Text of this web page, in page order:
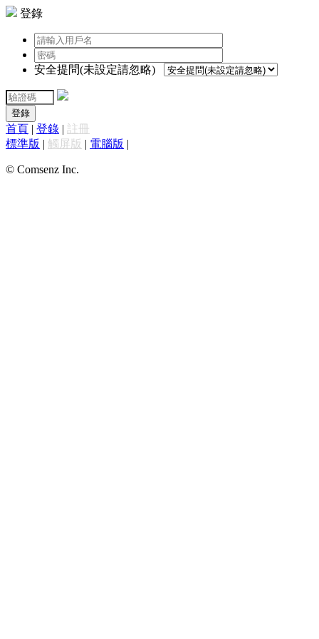
登錄
安全提問(未設定請忽略)
登錄
首頁 | 登錄 | 註冊
標準版 | 觸屏版 | 電腦版 |
© Comsenz Inc.